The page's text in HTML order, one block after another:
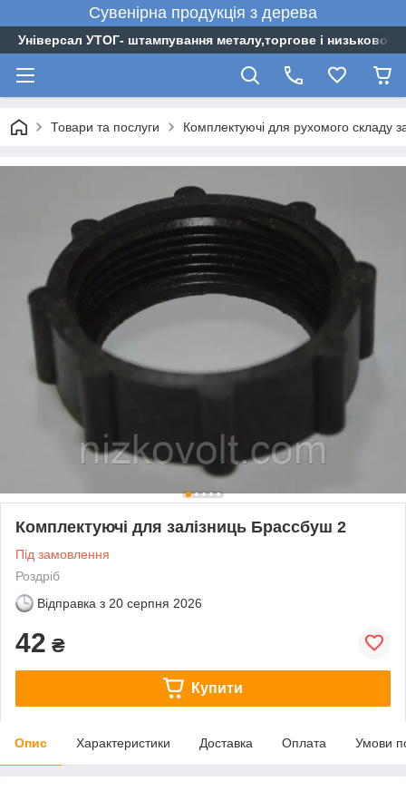
Сувенірна продукція з дерева
Універсал УТОГ- штампування металу,торгове і
Товари та послуги Комплектуючі для рухомого складу
Комплектуючі для залізниць Брассбуш 2
Під замовлення
Роздріб
Відправка з 20 серпня 2026
42 ₴
Купити
Опис Характеристики Доставка Оплата Умови